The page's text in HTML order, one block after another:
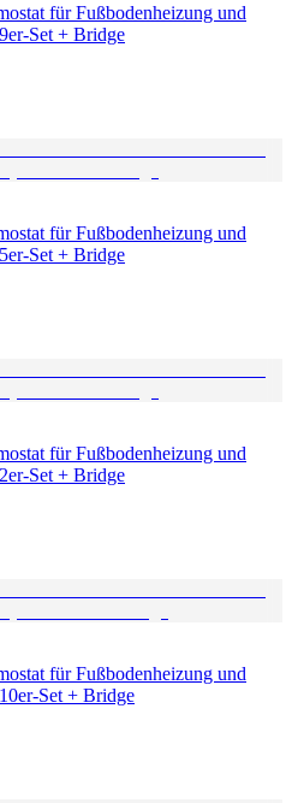
für Fußbodenheizung und
Set + Bridge
für Fußbodenheizung und
Set + Bridge
für Fußbodenheizung und
Set + Bridge
für Fußbodenheizung und
Set + Bridge